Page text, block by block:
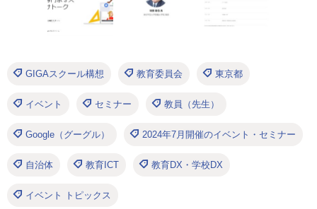
GIGAスクール構想 教育委員会 東京都
イベント セミナー 教員（先生）
Google（グーグル） 2024年7月開催のイベント・セミナー
自治体 教育ICT 教育DX・学校DX
イベント トピックス